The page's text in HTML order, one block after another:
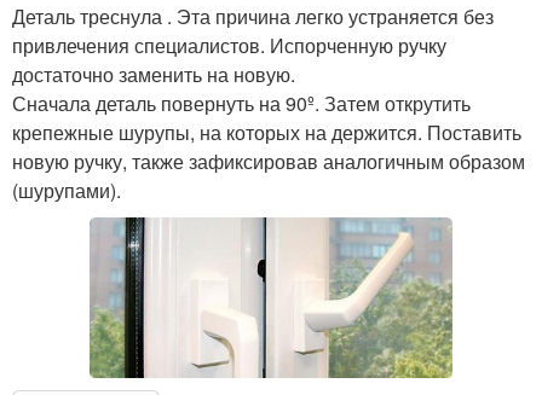
Деталь треснула . Эта причина легко устраняется без
привлечения специалистов. Испорченную ручку
достаточно заменить на новую.
Сначала деталь повернуть на 90º. Затем открутить
крепежные шурупы, на которых на держится. Поставить
новую ручку, также зафиксировав аналогичным образом
(шурупами).